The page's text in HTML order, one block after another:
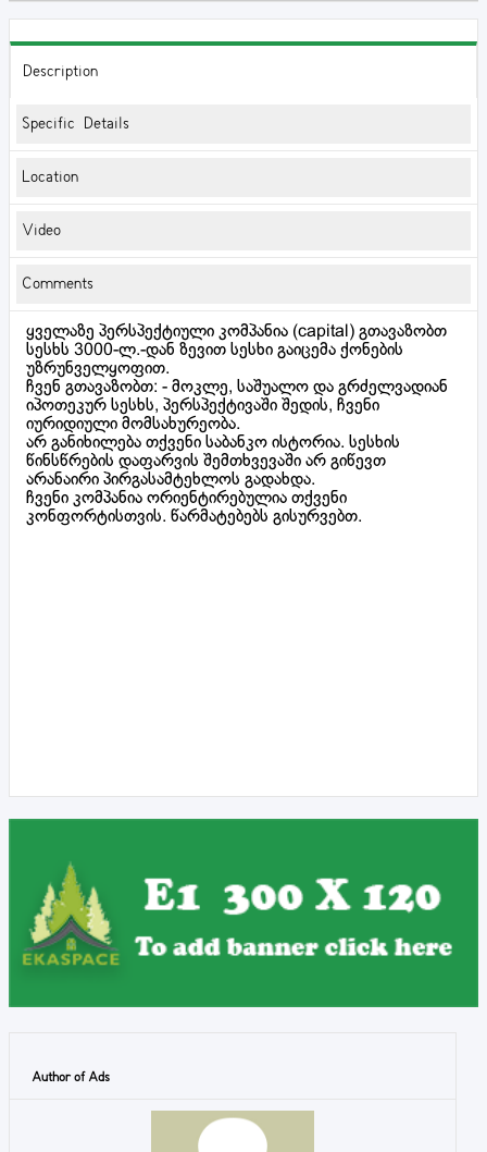
Description
Specific Details
Location
Video
Comments
ყველაზე პერსპექტიული კომპანია (capital) გთავაზობთ
სესხს 3000-ლ.-დან ზევით სესხი გაიცემა ქონების
უზრუნველყოფით.
ჩვენ გთავაზობთ: - მოკლე, საშუალო და გრძელვადიან
იპოთეკურ სესხს, პერსპექტივაში შედის, ჩვენი
იურიდიული მომსახურეობა.
არ განიხილება თქვენი საბანკო ისტორია. სესხის
წინსწრების დაფარვის შემთხვევაში არ გიწევთ
არანაირი პირგასამტეხლოს გადახდა.
ჩვენი კომპანია ორიენტირებულია თქვენი
კონფორტისთვის. წარმატებებს გისურვებთ.
Author of Ads